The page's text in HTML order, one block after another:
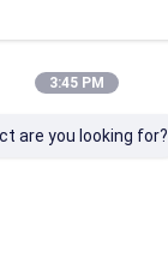
3:45 PM
are you looking for?